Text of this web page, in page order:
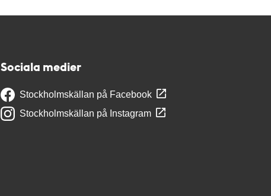
Sociala medier
Stockholmskällan på Facebook
Stockholmskällan på Instagram